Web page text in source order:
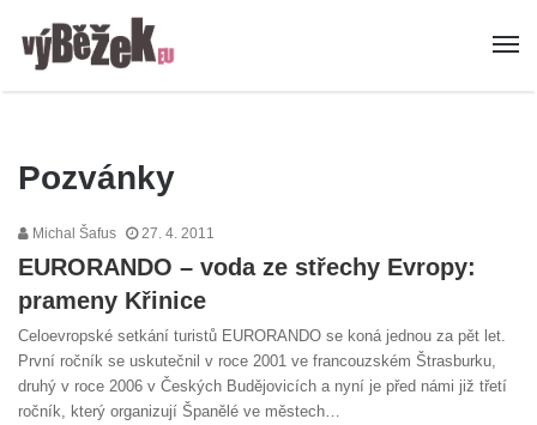
Pozvánky
Michal Šafus 27. 4. 2011
EURORANDO – voda ze střechy Evropy:
prameny Křinice
Celoevropské setkání turistů EURORANDO se koná jednou za pět let.
První ročník se uskutečnil v roce 2001 ve francouzském Štrasburku,
druhý v roce 2006 v Českých Budějovicích a nyní je před námi již třetí
ročník, který organizují Španělé ve městech…